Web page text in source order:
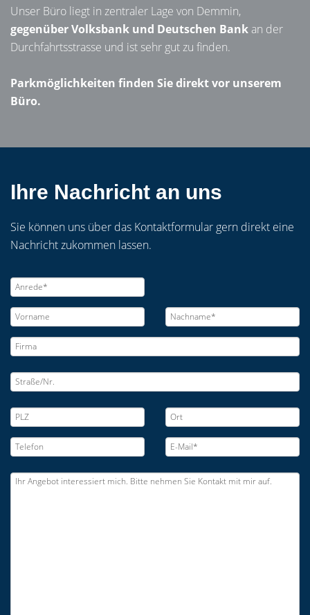
Unser Büro liegt in zentraler Lage von Demmin,
gegenüber Volksbank und Deutschen Bank an der
Durchfahrtsstrasse und ist sehr gut zu finden.
Parkmöglichkeiten finden Sie direkt vor unserem
Büro.
Ihre Nachricht an uns
Sie können uns über das Kontaktformular gern direkt eine
Nachricht zukommen lassen.